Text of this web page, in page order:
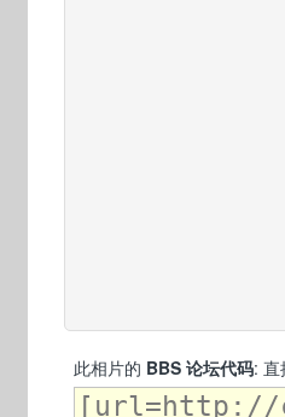
此相片的 BBS 论坛代码: 直